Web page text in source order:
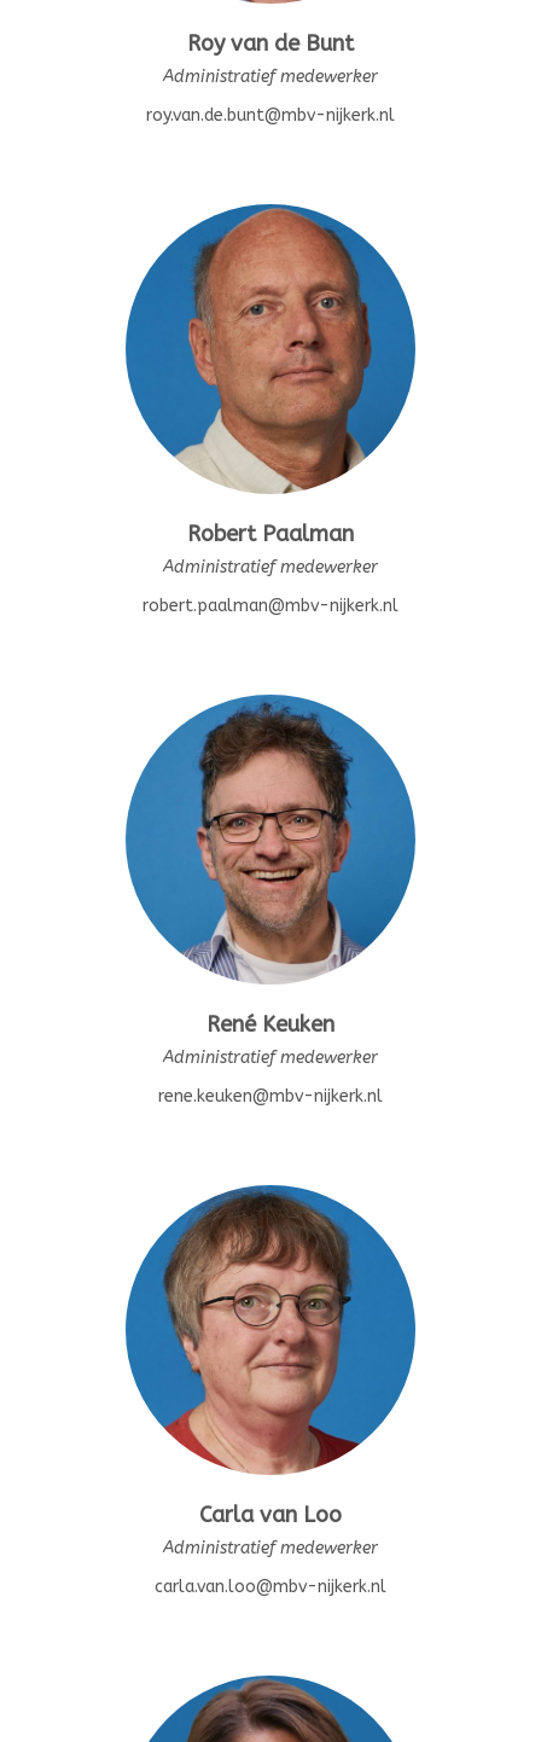
Roy van de Bunt
Administratief medewerker
roy.van.de.bunt@mbv-nijkerk.nl
Robert Paalman
Administratief medewerker
robert.paalman@mbv-nijkerk.nl
René Keuken
Administratief medewerker
rene.keuken@mbv-nijkerk.nl
Carla van Loo
Administratief medewerker
carla.van.loo@mbv-nijkerk.nl